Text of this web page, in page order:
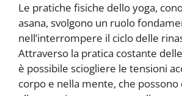
Le pratiche fisiche dello yoga,
asana, svolgono un ruolo
nell’interrompere il ciclo delle
Attraverso la pratica costante
è possibile sciogliere le tensioni
corpo e nella mente, che possono